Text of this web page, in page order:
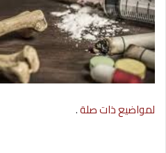
لمواضيع ذات صلة.